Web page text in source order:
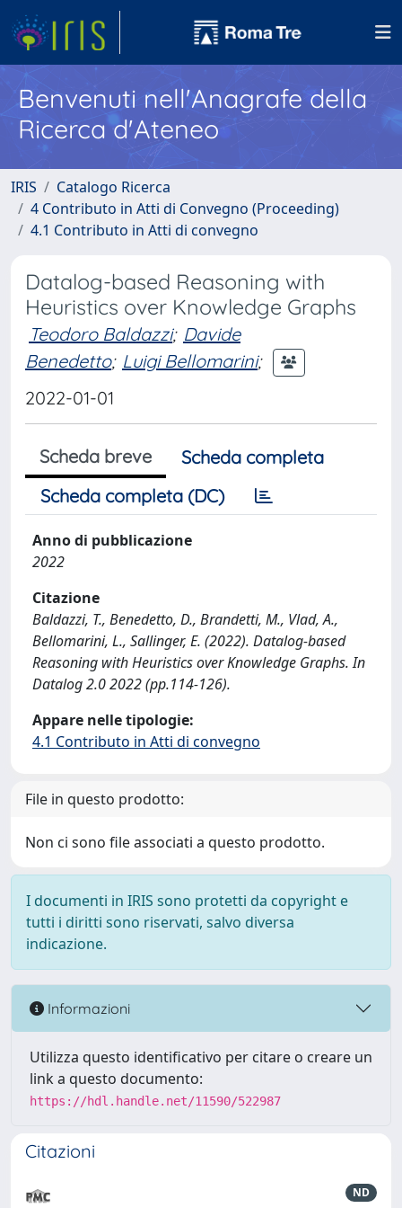
Benvenuti nell'Anagrafe della
Ricerca d'Ateneo
IRIS
Catalogo Ricerca
4 Contributo in Atti di Convegno (Proceeding)
4.1 Contributo in Atti di convegno
Datalog-based Reasoning with
Heuristics over Knowledge Graphs
Teodoro Baldazzi; Davide
Benedetto; Luigi Bellomarini;
2022-01-01
Scheda breve
Scheda completa
Scheda completa (DC)
Anno di pubblicazione
2022
Citazione
Baldazzi, T., Benedetto, D., Brandetti, M., Vlad, A.,
Bellomarini, L., Sallinger, E. (2022). Datalog-based
Reasoning with Heuristics over Knowledge Graphs. In
Datalog 2.0 2022 (pp.114-126).
Appare nelle tipologie:
4.1 Contributo in Atti di convegno
File in questo prodotto:
Non ci sono file associati a questo prodotto.
I documenti in IRIS sono protetti da copyright e
tutti i diritti sono riservati, salvo diversa
indicazione.
Informazioni
Utilizza questo identificativo per citare o creare un
link a questo documento:
https://hdl.handle.net/11590/522987
Citazioni
ND